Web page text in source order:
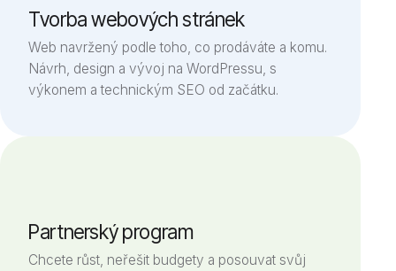
Tvorba webových stránek
Web navržený podle toho, co prodáváte a komu.
Návrh, design a vývoj na WordPressu, s
výkonem a technickým SEO od začátku.
Partnerský program
Chcete růst, neřešit budgety a posouvat svůj